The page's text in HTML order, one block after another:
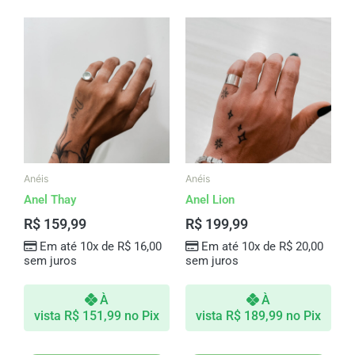
Anéis
Anel Thay
R$ 159,99
Em até 10x de R$16,00
sem juros
À
vista R$ 151,99 no Pix
Anéis
Anel Lion
R$ 199,99
Em até 10x de R$20,00
sem juros
À
vista R$ 189,99 no Pix